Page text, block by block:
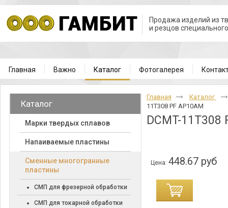
Продажа изделий из
и резцов
Главная Важно Каталог Фотогалерея
Каталог
Марки твердых сплавов
Напаиваемые пластины
Cменные многогранные
пластины
СМП для фрезерной обработки
СМП для токарной обработки
Главная
Каталог
11T308 PF AP10AM
DCMT-11T308
Цена:448.67 руб